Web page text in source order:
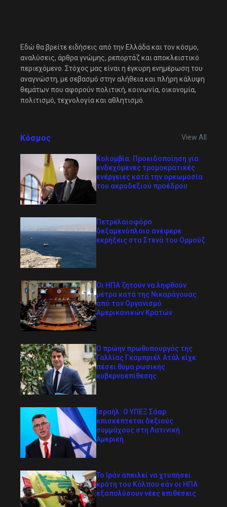
Εδώ θα βρείτε ειδήσεις από την Ελλάδα και τον κόσμο,
αναλύσεις, άρθρα γνώμης, ρεπορτάζ και αποκλειστικό
περιεχόμενο. Στόχος μας είναι η έγκυρη ενημέρωση του
αναγνώστη, με σεβασμό στην αλήθεια και πλήρη κάλυψη
θεμάτων που αφορούν πολιτική, κοινωνία, οικονομία,
πολιτισμό, τεχνολογία και αθλητισμό.
Κόσμος View All
Κολομβία: Προειδοποίηση για
ενδεχόμενες τρομοκρατικές
ενέργειες κατά την ορκωμοσία
του ακροδεξιού προέδρου
Πετρελαιοφόρο
δεξαμενόπλοιο ανέφερε
εκρήξεις στα Στενά του Ορμούζ
Οι ΗΠΑ ζητούν να ληφθούν
μέτρα κατά της Νικαράγουας
από τον Οργανισμό
Αμερικανικών Κρατών
Ο πρώην πρωθυπουργός της
Γαλλίας Γκαμπριέλ Ατάλ είχε
πέσει θύμα ρωσικής
κυβερνοεπίθεσης
Ισραήλ: Ο ΥΠΕΞ Σάαρ
επισκέπτεται δεξιούς
συμμάχους στη Λατινική
Αμερική
Το Ιράν απειλεί να χτυπήσει
κράτη του Κόλπου εάν οι ΗΠΑ
εξαπολύσουν νέες επιθέσεις